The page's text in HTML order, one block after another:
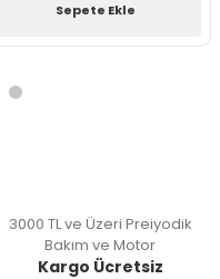
Sepete Ekle
3000 TL ve Üzeri Preiyodik
Bakım ve Motor
Kargo Ücretsiz